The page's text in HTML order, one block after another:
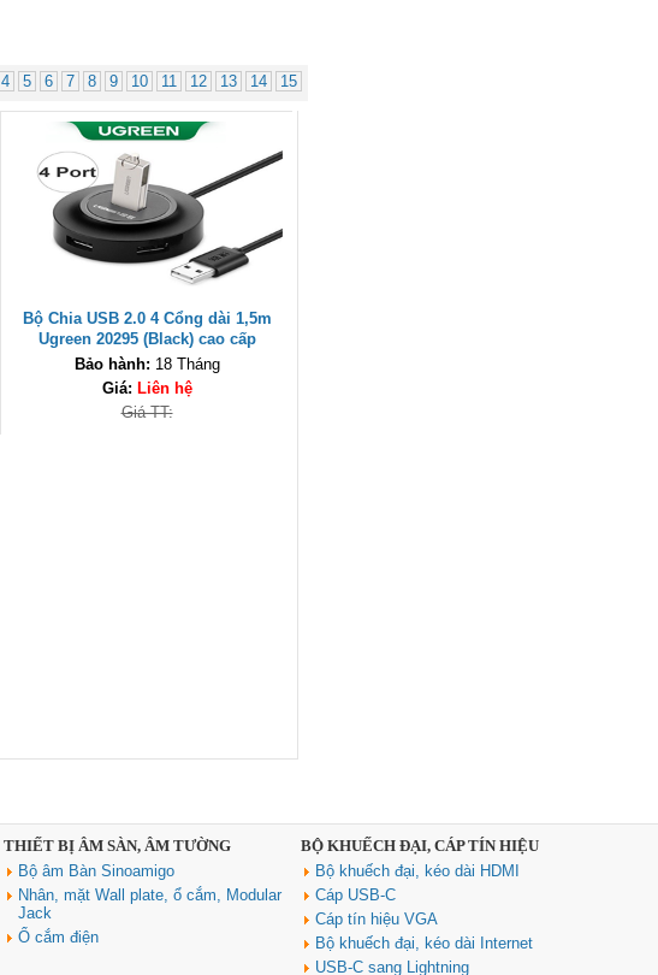
4 5 6 7 8 9 10 11 12 13 14 15
Bộ Chia USB 2.0 4 Cổng dài 1,5m
Ugreen 20295 (Black) cao cấp
Bảo hành: 18 Tháng
Giá: Liên hệ
Giá TT:
Cáp HDMI 2.1 Sợi quang AOC
40m Ugreen HD183 55509 hỗ trợ
8K@60Hz, 4K@240Hz, 48Gbps
Giá: 2,350,000 VNĐ
THIẾT BỊ ÂM SÀN, ÂM TƯỜNG
Bộ âm Bàn Sinoamigo
Nhân, mặt Wall plate, ổ cắm, Modular
Jack
Ổ cắm điện
BỘ KHUẾCH ĐẠI, CÁP TÍN HIỆU
Bộ khuếch đại, kéo dài HDMI
Cáp USB-C
Cáp tín hiệu VGA
Bộ khuếch đại, kéo dài Internet
USB-C sang Lightning